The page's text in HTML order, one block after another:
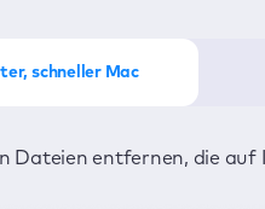
schneller Mac
Dateien entfernen, die
rund um die Uhr vor
mit minimalem